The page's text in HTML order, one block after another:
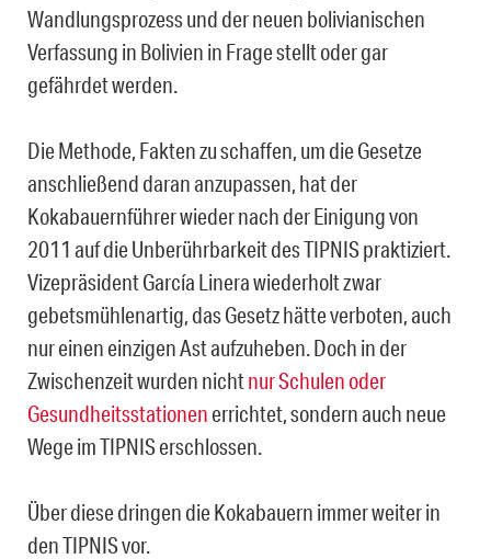
Wandlungsprozess und der neuen bolivianischen
Verfassung in Bolivien in Frage stellt oder gar
gefährdet werden.
Die Methode, Fakten zu schaffen, um die Gesetze
anschließend daran anzupassen, hat der
Kokabauernführer wieder nach der Einigung von
2011 auf die Unberührbarkeit des TIPNIS praktiziert.
Vizepräsident García Linera wiederholt zwar
gebetsmühlenartig, das Gesetz hätte verboten, auch
nur einen einzigen Ast aufzuheben. Doch in der
Zwischenzeit wurden nichtnur Schulen oder
Gesundheitsstationenerrichtet, sondern auch neue
Wege im TIPNIS erschlossen.
Über diese dringen die Kokabauern immer weiter in
den TIPNIS vor.